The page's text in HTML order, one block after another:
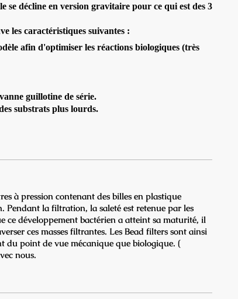
décline en version gravitaire pour ce qui est des 3
les caractéristiques suivantes :
afin d'optimiser les réactions biologiques (très
guillotine de série.
substrats plus lourds.
à pression contenant des billes en plastique
la filtration, la saleté est retenue par les
ce développement bactérien a atteint sa maturité, il
ces masses filtrantes. Les Bead filters sont ainsi
du point de vue mécanique que biologique. (
nous.